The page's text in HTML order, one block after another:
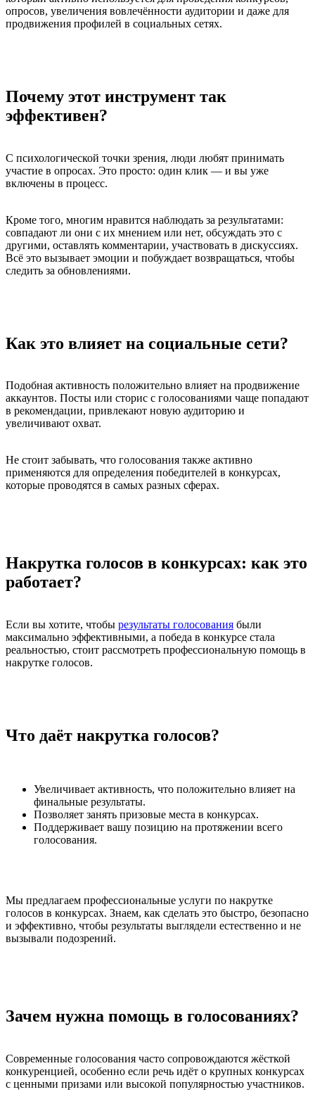
опросов, увеличения вовлечённости аудитории и даже для
продвижения профилей в социальных сетях.
Почему этот инструмент так
эффективен?
С психологической точки зрения, люди любят принимать
участие в опросах. Это просто: один клик — и вы уже
включены в процесс.
Кроме того, многим нравится наблюдать за результатами:
совпадают ли они с их мнением или нет, обсуждать это с
другими, оставлять комментарии, участвовать в дискуссиях.
Всё это вызывает эмоции и побуждает возвращаться, чтобы
следить за обновлениями.
Как это влияет на социальные сети?
Подобная активность положительно влияет на продвижение
аккаунтов. Посты или сторис с голосованиями чаще попадают
в рекомендации, привлекают новую аудиторию и
увеличивают охват.
Не стоит забывать, что голосования также активно
применяются для определения победителей в конкурсах,
которые проводятся в самых разных сферах.
Накрутка голосов в конкурсах: как это
работает?
Если вы хотите, чтобы результаты голосования были
максимально эффективными, а победа в конкурсе стала
реальностью, стоит рассмотреть профессиональную помощь в
накрутке голосов.
Что даёт накрутка голосов?
Увеличивает активность, что положительно влияет на
финальные результаты.
Позволяет занять призовые места в конкурсах.
Поддерживает вашу позицию на протяжении всего
голосования.
Мы предлагаем профессиональные услуги по накрутке
голосов в конкурсах. Знаем, как сделать это быстро, безопасно
и эффективно, чтобы результаты выглядели естественно и не
вызывали подозрений.
Зачем нужна помощь в голосованиях?
Современные голосования часто сопровождаются жёсткой
конкуренцией, особенно если речь идёт о крупных конкурсах
с ценными призами или высокой популярностью участников.